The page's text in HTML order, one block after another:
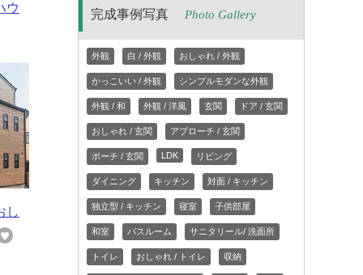
ウ
し
完成事例写真 Photo Gallery
外観 白 / 外観 おしゃれ / 外観
かっこいい / 外観 シンプルモダンな外観
外観 / 和 外観 / 洋風 玄関 ドア / 玄関
おしゃれ / 玄関 アプローチ / 玄関
ポーチ / 玄関 LDK リビング
ダイニング キッチン 対面 / キッチン
独立型 / キッチン 寝室 子供部屋
和室 バスルーム サニタリール/ 洗面所
トイレ おしゃれ / トイレ 収納